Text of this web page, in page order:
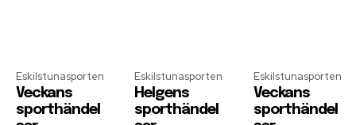
Eskilstunasporten
Veckans
sporthändel
Eskilstunasporten
Helgens
sporthändel
Eskilstunasporten
Veckans
sporthändel